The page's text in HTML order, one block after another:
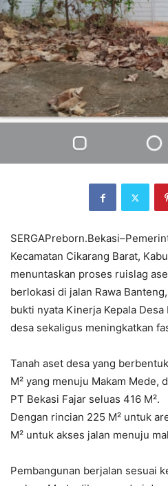
Kecamatan Cikarang Barat,
menuntaskan proses ruislag
berlokasi di jalan Rawa
bukti nyata Kinerja Kepala
desa sekaligus meningkatkan
Tanah aset desa yang
M² yang menuju Makam Mede,
PT Bekasi Fajar seluas 416 M².
Dengan rincian 225 M² untuk
M² untuk akses jalan menuju
Pembangunan berjalan sesuai